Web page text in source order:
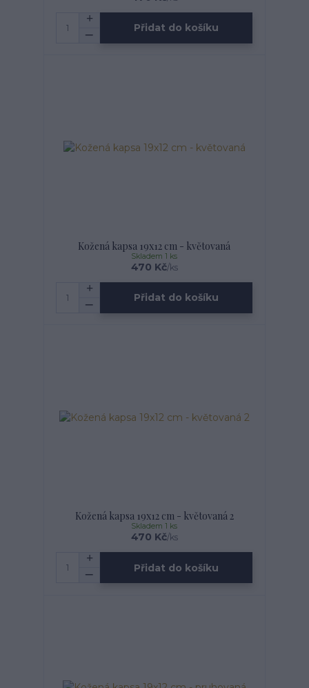
Přidat do košíku
Kožená kapsa 19x12 cm - květovaná
470 Kč/ks
Skladem 1 ks
Přidat do košíku
Kožená kapsa 19x12 cm - květovaná 2
470 Kč/ks
Skladem 1 ks
Přidat do košíku